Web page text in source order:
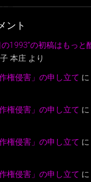
日
ント
1993”の初稿はもっと
本庄 より
権侵害」の申し立て に
権侵害」の申し立て に
権侵害」の申し立て に
権侵害」の申し立て